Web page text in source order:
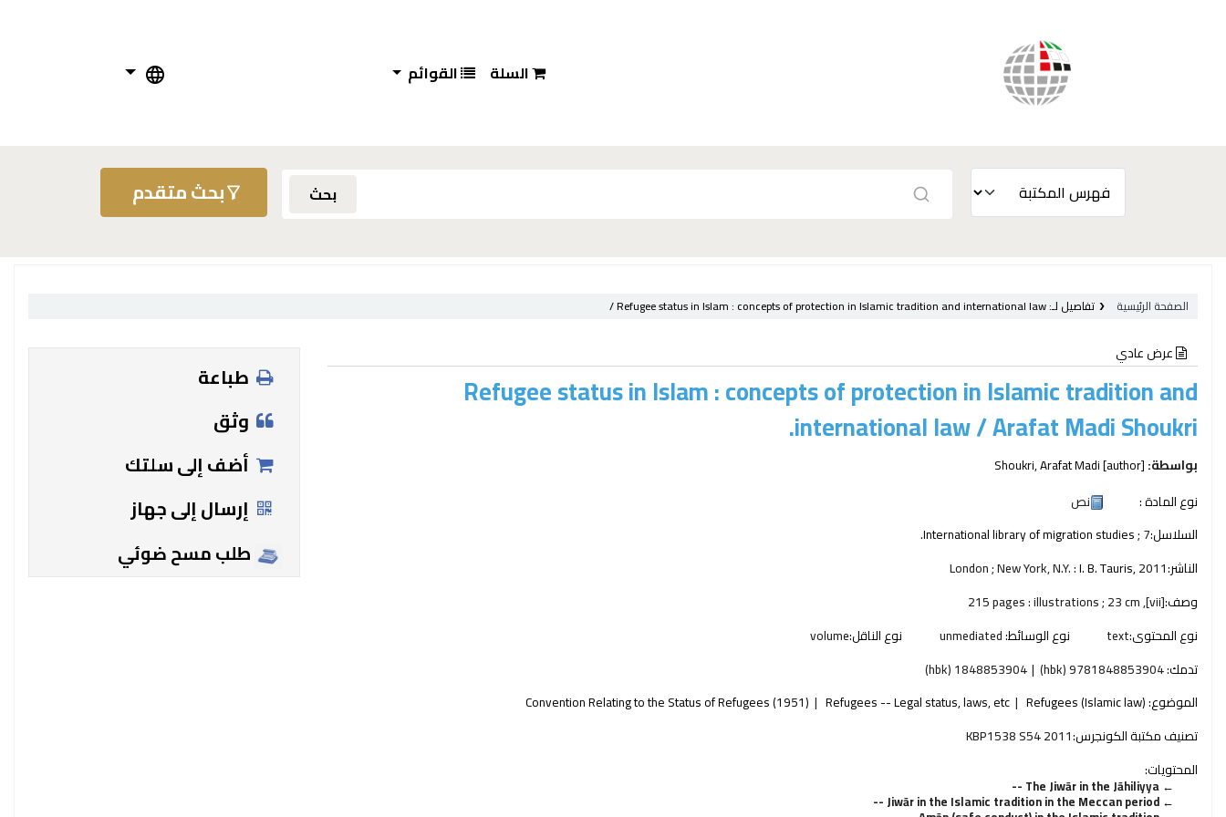
السلة القوائم
بحث بحث متقدم
الصفحة الرئيسية تفاصيل لـ: Refugee status in Islam : concepts of protection in Islamic tradition and international law /
عرض عادي
Refugee status in Islam : concepts of protection in Islamic tradition and
international law /Arafat Madi Shoukri.
بواسطة: Shoukri, Arafat Madi[author]
نوع المادة :
نص
السلاسل:
International library of migration studies; 7.
الناشر:
London ; New York, N.Y. :I. B. Tauris,2011
وصف:[vii], 215 pages : illustrations ; 23 cm
نوع المحتوى:text نوع الوسائط:unmediated نوع الناقل:volume
تدمك:9781848853904 (hbk)
1848853904 (hbk)
الموضوع:Refugees (Islamic law)
Refugees -- Legal status, laws, etc
Convention Relating to the Status of Refugees (1951)
تصنيف مكتبة الكونجرس:KBP1538 S54 2011
المحتويات:
The Jiwār in the Jāhiliyya --
Jiwār in the Islamic tradition in the Meccan period --
طباعة
وثق
أضف إلى سلتك
إرسال إلى جهاز
طلب مسح ضوئي